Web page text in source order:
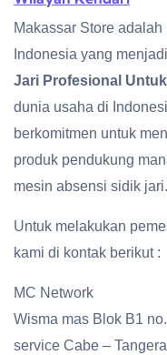
Makassar Store
Indonesia yang menjadi
Jari Profesional
dunia usaha di
berkomitmen untuk
produk pendukung
mesin absensi sidik jari.
Untuk melakukan
kami di kontak berikut :
MC Network
Wisma mas Blok B1
service Cabe –